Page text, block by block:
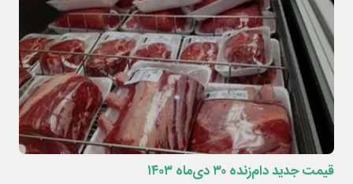
قیمت جدید دام‌زنده ۳۰ دی‌ماه ۱۴۰۳